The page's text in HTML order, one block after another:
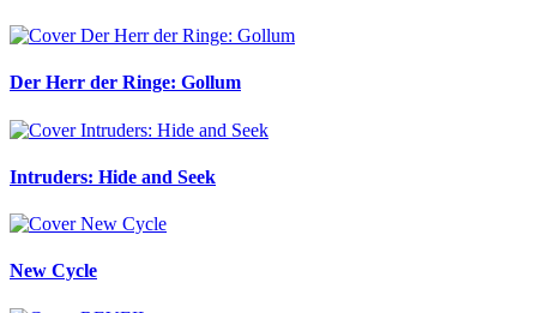
Der Herr der Ringe: Gollum
Intruders: Hide and Seek
New Cycle